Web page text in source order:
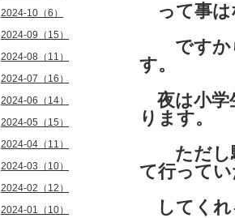
って事は
ですから
す。
夜は小学
ります。
ただし騒
て行って
してくれ
2024-10（6）
2024-09（15）
2024-08（11）
2024-07（16）
2024-06（14）
2024-05（15）
2024-04（11）
2024-03（10）
2024-02（12）
2024-01（10）